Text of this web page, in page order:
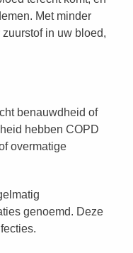
Met minder
in uw bloed,
benauwdheid of
hebben COPD
overmatige
genoemd. Deze